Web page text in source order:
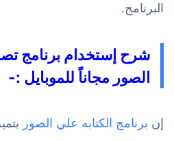
البرنامج.
شرح إستخدام برنامج
الصور مجاناً للموبايل :-
إن برنامج الكتابه علي الصور